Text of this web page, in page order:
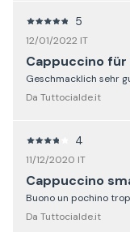
5
12/01/2022 IT
Cappuccino
Geschmacklich sehr
Da Tuttocialde.it
4
11/12/2020 IT
Cappuccino
Buono un pochino
Da Tuttocialde.it